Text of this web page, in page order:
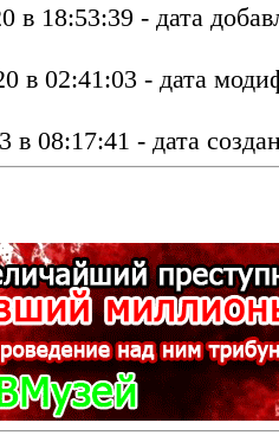
в 18:53:39 - дата
в 02:41:03 - дата
в 08:17:41 - дата